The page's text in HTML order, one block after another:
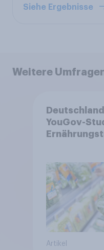
Siehe Ergebnisse
Weitere
YouGov-
Artikel